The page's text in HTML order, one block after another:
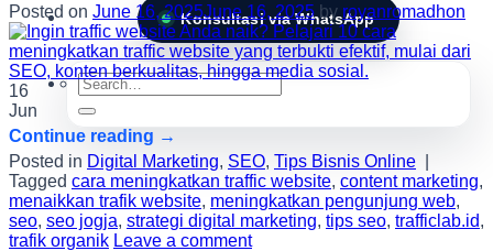
Konsultasi via WhatsApp
Search
for:
Posted on June 16, 2025June 16, 2025 by royanromadhon
16
Jun
Continue reading →
Posted in Digital Marketing, SEO, Tips Bisnis Online
Tagged cara meningkatkan traffic website, content marketing,
menaikkan trafik website, meningkatkan pengunjung web,
seo, seo jogja, strategi digital marketing, tips seo, trafficlab.id,
trafik organik Leave a comment